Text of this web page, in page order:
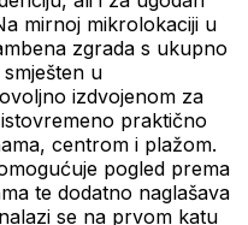
mirnoj mikrolokaciji u
zgrada s ukupno
u
izdvojenom za
praktično
centrom i plažom.
pogled prema
te dodatno naglašava
se na prvom katu